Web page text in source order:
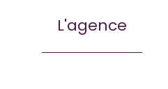
L'agence